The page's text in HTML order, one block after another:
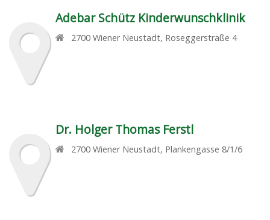
Adebar Schütz Kinderwunschklinik
2700 Wiener Neustadt, Roseggerstraße 4
Dr. Holger Thomas Ferstl
2700 Wiener Neustadt, Plankengasse 8/1/6